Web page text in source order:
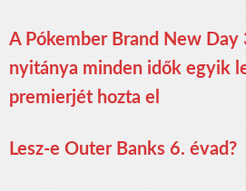
A Pókember Brand New
nyitánya minden idők egyik
premierjét hozta el
Lesz-e Outer Banks 6. évad?